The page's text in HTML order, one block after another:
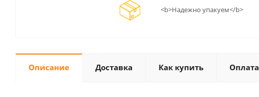
<b>Надежно упакуем</b>
Описание Доставка Как купить Оплата